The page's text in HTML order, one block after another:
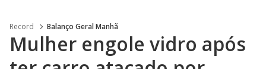
Record Balanço Geral Manhã
Mulher engole vidro após